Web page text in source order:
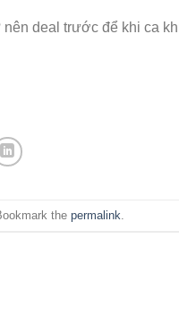
deal trước để khi ca
thepermalink